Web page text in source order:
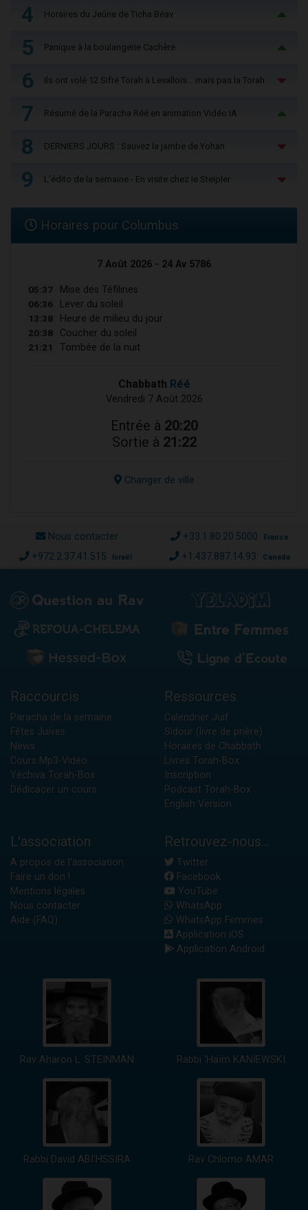
4 Horaires du Jeûne de Ticha Béav
5 Panique à la boulangerie Cachère
6 Ils ont volé 12 Sifré Torah à Levallois… mais pas la Torah
7 Résumé de la Paracha Réé en animation Vidéo IA
8 DERNIERS JOURS : Sauvez la jambe de Yohan
9 L'édito de la semaine - En visite chez le Steipler
Horaires pour Columbus
7 Août 2026 - 24 Av 5786
05:37 Mise des Téfilines
06:36 Lever du soleil
13:38 Heure de milieu du jour
20:38 Coucher du soleil
21:21 Tombée de la nuit
Chabbath Réé
Vendredi 7 Août 2026
Entrée à 20:20
Sortie à 21:22
Changer de ville
Nous contacter +33.1.80.20.5000 France
+972.2.37.41.515 Israël +1.437.887.14.93 Canada
Raccourcis
Paracha de la semaine
Fêtes Juives
News
Cours Mp3-Vidéo
Yéchiva Torah-Box
Dédicacer un cours
Ressources
Calendrier Juif
Sidour (livre de prière)
Horaires de Chabbath
Livres Torah-Box
Inscription
Podcast Torah-Box
English Version
L'association
A propos de l'association
Faire un don !
Mentions légales
Nous contacter
Aide (FAQ)
Retrouvez-nous...
Twitter
Facebook
YouTube
WhatsApp
WhatsApp Femmes
Application iOS
Application Android
Rav Aharon L. STEINMAN Rabbi 'Haïm KANIEWSKI
Rabbi David ABI'HSSIRA Rav Chlomo AMAR